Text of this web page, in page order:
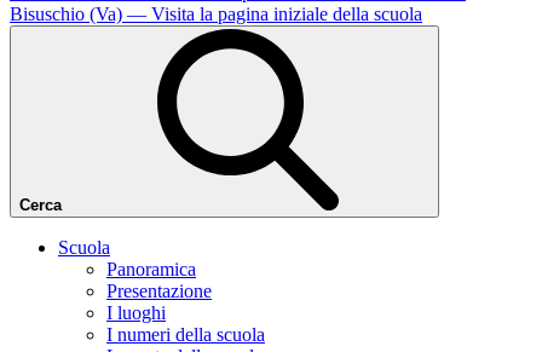
Bisuschio (Va) — Visita la pagina iniziale della scuola
Cerca
Scuola
Panoramica
Presentazione
I luoghi
I numeri della scuola